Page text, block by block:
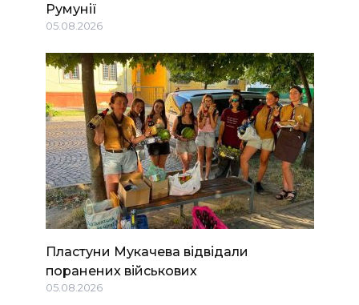
Румунії
05.08.2026
Пластуни Мукачева відвідали
поранених військових
05.08.2026